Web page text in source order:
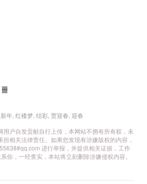
新年 红楼梦 结彩 贾迎春 迎春
用户自发贡献自行上传，本网站不拥有所有权，未
相关法律责任。如果您发现有涉嫌版权的内容，
进行举报，并提供相关证据，工作
你，一经查实，本站将立刻删除涉嫌侵权内容。